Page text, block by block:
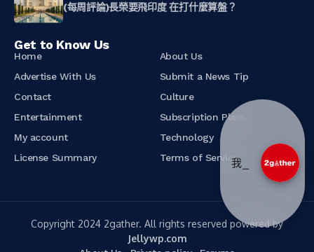
(每周評論)長榮要飛印度 在打什麼算盤？
Get to Know Us
Home
About Us
Advertise With Us
Submit a News Tip
Contact
Culture
Entertainment
Subscription Plans
My account
Technology
License Summary
Terms of Service
Copyright 2024 2gather. All rights reserved powered by
Jellywp.com